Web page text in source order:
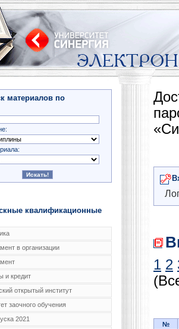
материалов по
квалификационные
в организации
и кредит
открытый институт
заочного обучения
2021
1 2
№